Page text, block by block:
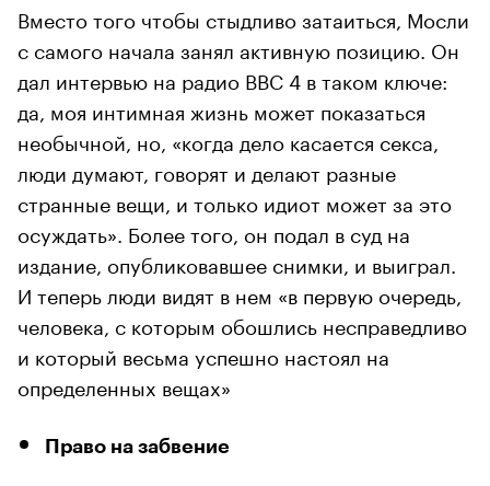
Вместо того чтобы стыдливо затаиться, Мосли
с самого начала занял активную позицию. Он
дал интервью на радио BBC 4 в таком ключе:
да, моя интимная жизнь может показаться
необычной, но, «когда дело касается секса,
люди думают, говорят и делают разные
странные вещи, и только идиот может за это
осуждать». Более того, он подал в суд на
издание, опубликовавшее снимки, и выиграл.
И теперь люди видят в нем «в первую очередь,
человека, с которым обошлись несправедливо
и который весьма успешно настоял на
определенных вещах»
Право на забвение